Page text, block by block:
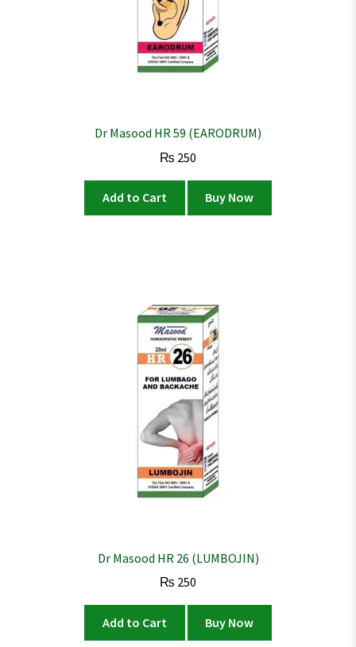
Dr Masood HR 59 (EARODRUM)
₨ 250
Add to Cart Buy Now
Dr Masood HR 26 (LUMBOJIN)
₨ 250
Add to Cart Buy Now